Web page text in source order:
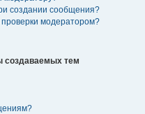
создании сообщения?
модератором?
создаваемых тем